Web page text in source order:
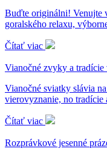
Buďte originálni! Venujte
goralského relaxu,
Čítať viac
Vianočné zvyky a tradície
Vianočné sviatky slávia
vierovyznanie, no
Čítať viac
Rozprávkové jesenné